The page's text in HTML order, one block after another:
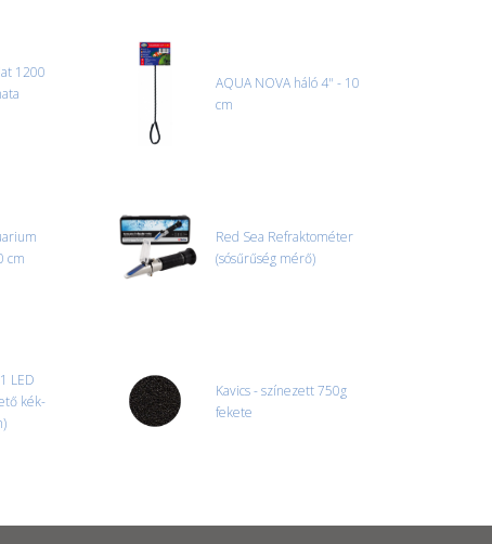
1200
AQUA NOVA háló 4" - 10
cm
cm
Red Sea Refraktométer
(sósűrűség mérő)
LED
kék-
Kavics - színezett 750g
fekete